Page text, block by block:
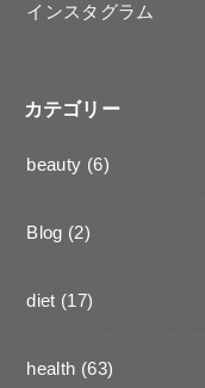
インスタグラム
カテゴリー
beauty (6)
Blog (2)
diet (17)
health (63)